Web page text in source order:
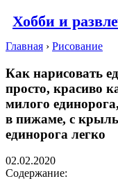
Хобби и
Главная › Рисование
Как нарисовать
просто, красиво
милого
в пижаме, с
единорога легко
02.02.2020
Содержание: